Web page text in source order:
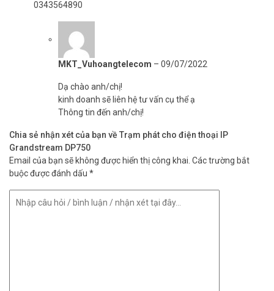
0343564890
MKT_Vuhoangtelecom – 09/07/2022
Dạ chào anh/chị!
kinh doanh sẽ liên hệ tư vấn cụ thể ạ
Thông tin đến anh/chị!
Chia sẻ nhận xét của bạn về Trạm phát cho điện thoại IP
Grandstream DP750
Email của bạn sẽ không được hiển thị công khai. Các trường bắt
buộc được đánh dấu *